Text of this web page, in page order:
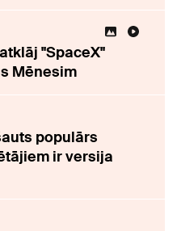
"SpaceX"
Mēnesim
populārs
ir versija